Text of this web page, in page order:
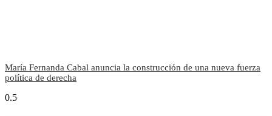
María Fernanda Cabal anuncia la construcción de una nueva fuerza
política de derecha